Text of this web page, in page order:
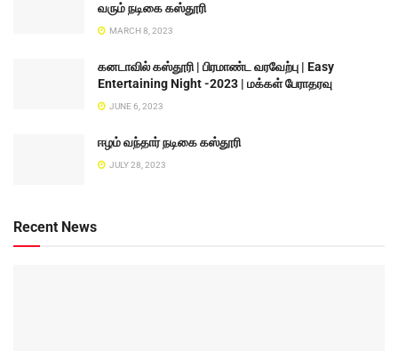
வரும் நடிகை கஸ்தூரி
MARCH 8, 2023
கனடாவில் கஸ்தூரி | பிரமாண்ட வரவேற்பு | Easy
Entertaining Night -2023 | மக்கள் பேராதரவு
JUNE 6, 2023
ஈழம் வந்தார் நடிகை கஸ்தூரி
JULY 28, 2023
Recent News